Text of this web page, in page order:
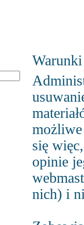
możliwe
się
opinie
nich) i